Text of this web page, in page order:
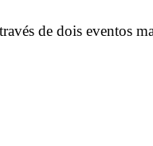
de dois eventos